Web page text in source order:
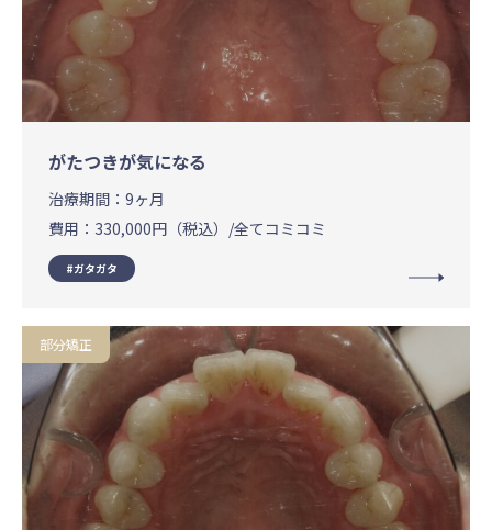
がたつきが気になる
治療期間： 9ヶ月
費用： 330,000円（税込）/全てコミコミ
ガタガタ
部分矯正